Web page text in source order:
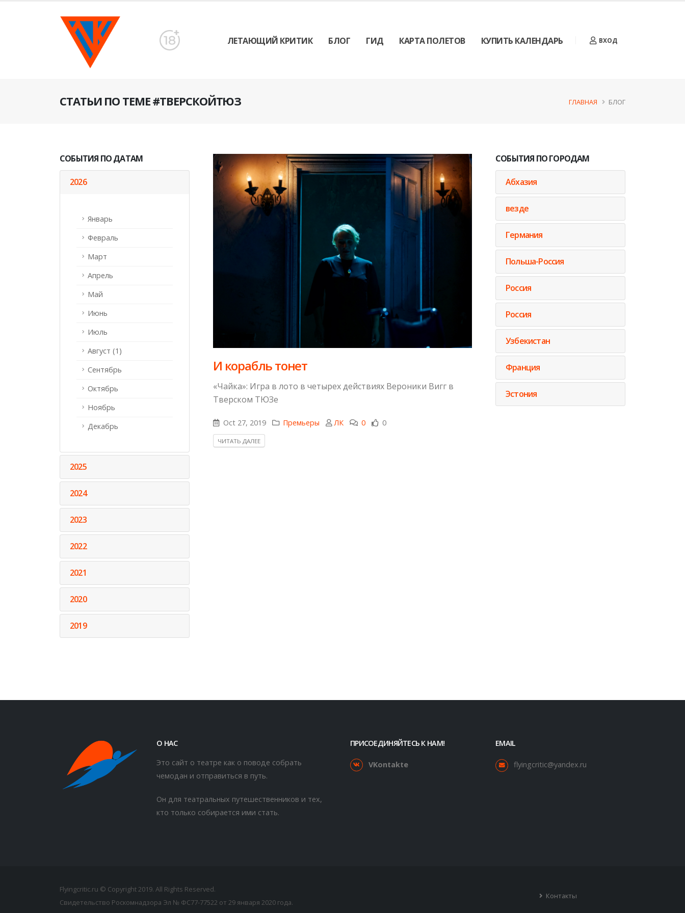
ЛЕТАЮЩИЙ КРИТИК БЛОГ ГИД КАРТА ПОЛЕТОВ КУПИТЬ КАЛЕНДАРЬ ВХОД
СТАТЬИ ПО ТЕМЕ #ТВЕРСКОЙТЮЗ ГЛАВНАЯ БЛОГ
СОБЫТИЯ ПО ДАТАМ
2026
Январь
Февраль
Март
Апрель
Май
Июнь
Июль
Август (1)
Сентябрь
Октябрь
Ноябрь
Декабрь
2025
2024
2023
2022
2021
2020
2019
И корабль тонет
«Чайка»: Игра в лото в четырех действиях Вероники Вигг в
Тверском ТЮЗе
Oct 27, 2019 Премьеры ЛК 0 0
ЧИТАТЬ ДАЛЕЕ
СОБЫТИЯ ПО ГОРОДАМ
Абхазия
везде
Германия
Польша-Россия
Россия
Россия
Узбекистан
Франция
Эстония
О НАС
Это сайт о театре как о поводе собрать
чемодан и отправиться в путь.
Он для театральных путешественников и тех,
кто только собирается ими стать.
ПРИСОЕДИНЯЙТЕСЬ К НАМ!
VKontakte
EMAIL
flyingcritic@yandex.ru
Flyingcritic.ru © Copyright 2019. All Rights Reserved.
Свидетельство Роскомнадзора Эл № ФС77-77522 от 29 января 2020 года.
Контакты